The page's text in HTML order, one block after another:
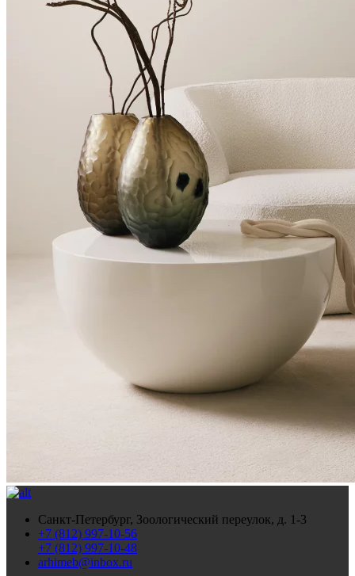
Санкт-Петербург, Зоологический переулок, д. 1-3
+7 (812) 997-10-56
+7 (812) 997-10-48
arhimeb@inbox.ru